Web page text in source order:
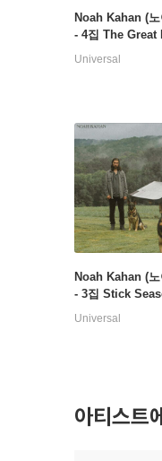
Noah Kahan (
- 4집 The Great
Universal
Noah Kahan (
- 3집 Stick
P]
Universal
아티스트